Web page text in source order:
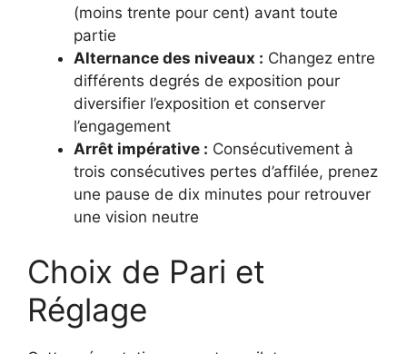
(moins trente pour cent) avant toute
partie
Alternance des niveaux : Changez entre
différents degrés de exposition pour
diversifier l’exposition et conserver
l’engagement
Arrêt impérative : Consécutivement à
trois consécutives pertes d’affilée, prenez
une pause de dix minutes pour retrouver
une vision neutre
Choix de Pari et
Réglage